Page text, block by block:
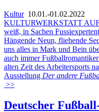
Kultur10.01.-01.02.2022
KULTURWERKSTATT AUF
weiß, in Sachen
Hängende Neun, fliehende
uns alles in Mark und Bein
auch immer
alten Zeit des Arbeitersports
Ausstellung Der andere
>>
Deutscher